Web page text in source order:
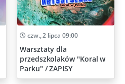
czw., 2 lipca 09:00
Warsztaty dla
przedszkolaków "Koral w
Parku" / ZAPISY